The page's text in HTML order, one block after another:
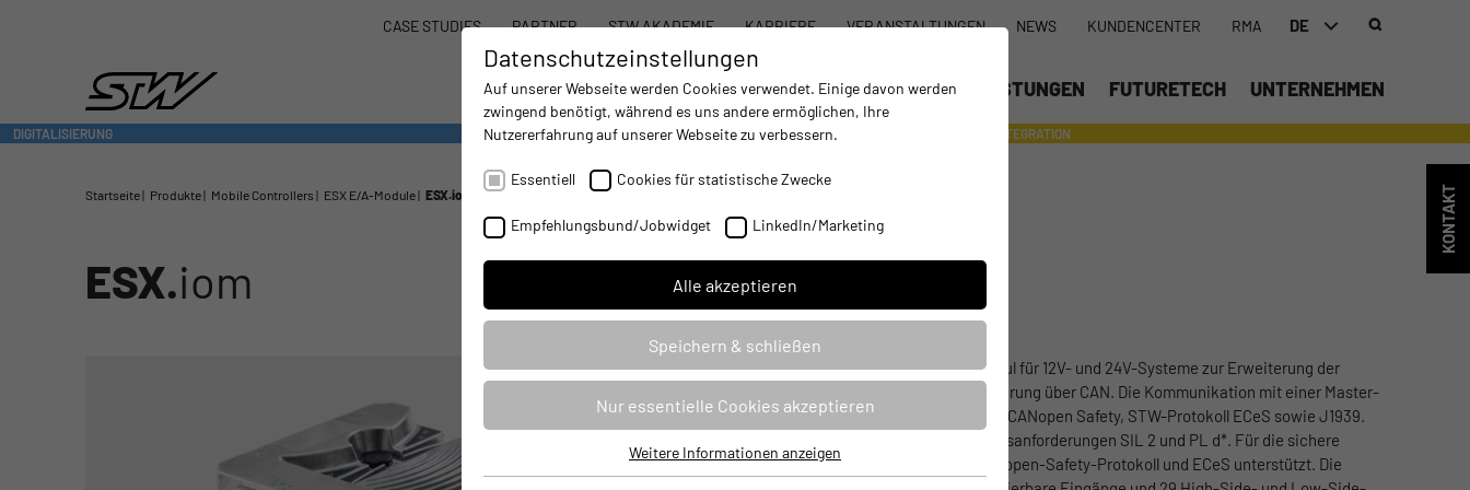
CASE STUDIES PARTNER STW AKADEMIE KARRIERE VERANSTALTUNGEN NEWS KUNDENCENTER RMA DE
STW SYSTEMBAUKASTEN PRODUKTE DIENSTLEISTUNGEN FUTURETECH UNTERNEHMEN
DIGITALISIERUNG AUTOMATISIERUNG- IMPROVING MOBILE MACHINES OPERATIONS INTEGRATION
Startseite Produkte Mobile Controllers ESX E/A-Module ESX.iom
ESX.iom
Die ESX.iom ist ein CAN-I/O-Modul für 12V- und 24V-Systeme zur Erweiterung der
Ein-/Ausgänge einer Mastersteuerung über CAN. Die Kommunikation mit einer Master-
Steuerung erfolgt über CANopen, CANopen Safety, STW-Protokoll ECeS sowie J1939.
Die ESX.iom erfüllt die Sicherheitsanforderungen SIL 2 und PL d*. Für die sichere
Kommunikation werden das CANopen-Safety-Protokoll und ECeS unterstützt. Die
KONTAKT
Datenschutzeinstellungen
Auf unserer Webseite werden Cookies verwendet. Einige davon werden
zwingend benötigt, während es uns andere ermöglichen, Ihre
Nutzererfahrung auf unserer Webseite zu verbessern.
Essentiell Cookies für statistische Zwecke
Empfehlungsbund/Jobwidget LinkedIn/Marketing
Alle akzeptieren
Speichern & schließen
Nur essentielle Cookies akzeptieren
Weitere Informationen anzeigen